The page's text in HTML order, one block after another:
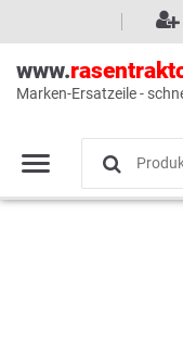
www.
Marken-Ersatzeile -